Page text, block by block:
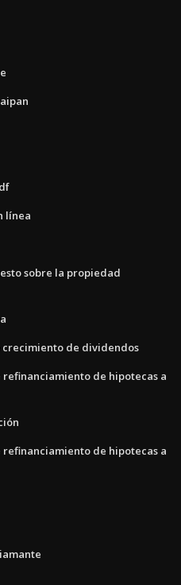
línea
sobre la propiedad
crecimiento de dividendos
refinanciamiento de hipotecas a
refinanciamiento de hipotecas a